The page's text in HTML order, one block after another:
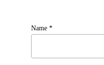
Name *